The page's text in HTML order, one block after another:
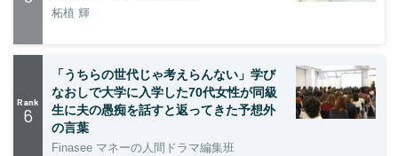
柘植 輝
Rank
6
「うちらの世代じゃ考えらんない」学び
なおしで大学に入学した70代女性が同級
生に夫の愚痴を話すと返ってきた予想外
の言葉
Finasee マネーの人間ドラマ編集班